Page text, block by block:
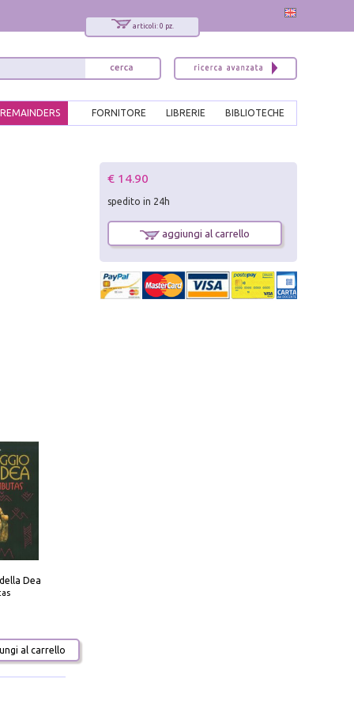
articoli: 0 pz.
BIBLIOTECHE
LIBRERIE
FORNITORE
REMAINDERS
Dea
al carrello
€ 14.90
spedito in 24h
aggiungi al carrello
x
Interessato ai nostri libri?
Sarai informato delle nostre novità, potrai
comunque cancellarti quando desideri.
modulo di iscrizione